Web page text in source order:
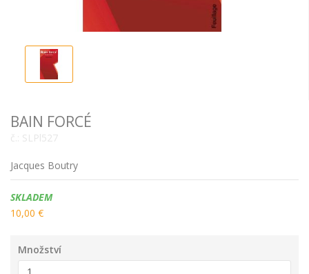
BAIN FORCÉ
č.: SLPl527
Jacques Boutry
Dostupnost:
SKLADEM
10,00 €
Množství